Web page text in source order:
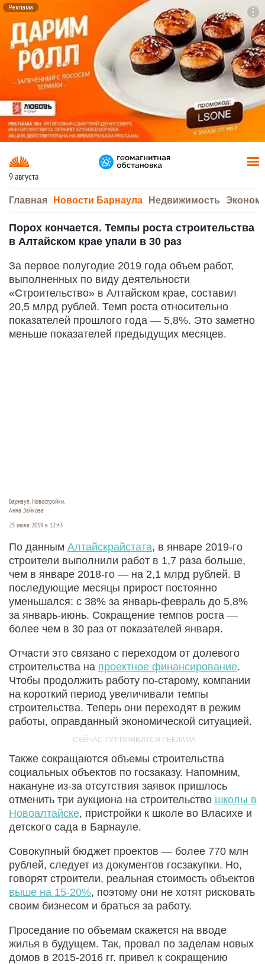
Реклама
9 августа
Главная Новости Барнаула Недвижимость
Порох кончается. Темпы роста строительства
в Алтайском крае упали в 30 раз
За первое полугодие 2019 года объем работ,
выполненных по виду деятельности
«Строительство» в Алтайском крае, составил
20,5 млрд рублей. Темп роста относительно
показателей прошлого года — 5,8%. Это заметно
меньше показателей предыдущих месяцев.
Барнаул. Новостройки.
Анна Зайкова
25 июля 2019 в 12:43
По данным Алтайскрайстата, в январе 2019-го
строители выполнили работ в 1,7 раза больше,
чем в январе 2018-го — на 2,1 млрд рублей. В
последующие месяцы прирост постоянно
уменьшался: с 38% за январь-февраль до 5,8%
за январь-июнь. Сокращение темпов роста —
более чем в 30 раз от показателей января.
Отчасти это связано с переходом от долевого
строительства на проектное финансирование.
Чтобы продолжить работу по-старому, компании
на короткий период увеличивали темпы
строительства. Теперь они переходят в режим
работы, оправданный экономической ситуацией.
Также сокращаются объемы строительства
социальных объектов по госзаказу. Напомним,
накануне из-за отсутствия заявок пришлось
отменить три аукциона на строительство школы в
Новоалтайске, пристройки к школе во Власихе и
детского сада в Барнауле.
Совокупный бюджет проектов — более 770 млн
рублей, следует из документов госзакупки. Но,
говорят строители, реальная стоимость объектов
выше на 15-20%, поэтому они не хотят рисковать
своим бизнесом и браться за работу.
Проседание по объемам скажется на вводе
жилья в будущем. Так, провал по заделам новых
домов в 2015-2016 гг. привел к сокращению